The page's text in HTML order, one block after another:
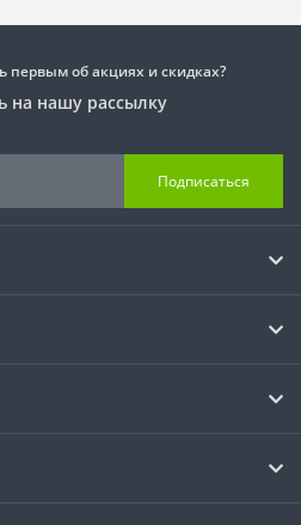
первым об акциях и скидках?
на нашу рассылку
Подписаться